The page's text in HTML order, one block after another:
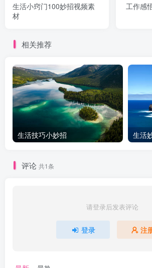
生活小窍门100妙招视频素
材
工作感
相关推荐
生活技巧小妙招 生活
评论 共1条
请登录后发表评论
登录 注